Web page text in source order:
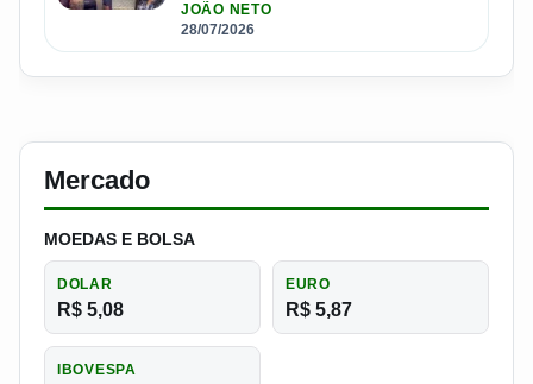
JOÃO NETO
28/07/2026
Mercado
MOEDAS E BOLSA
DOLAR
R$ 5,08
EURO
R$ 5,87
IBOVESPA